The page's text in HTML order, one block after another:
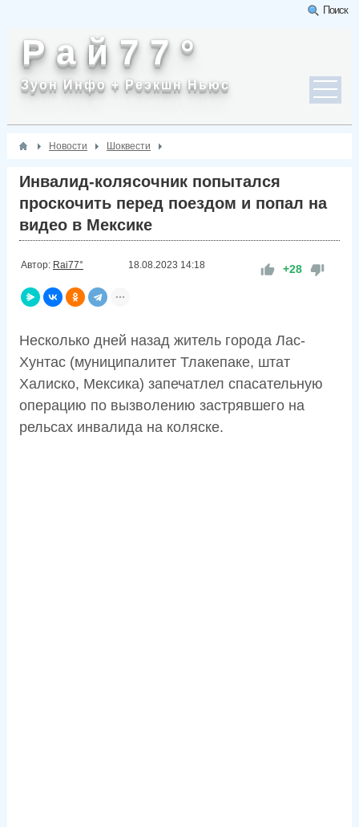
Поиск
Р а й 7 7 °
Зуон Инфо + Реэкшн Ньюс
Новости Шоквести
Инвалид-колясочник попытался
проскочить перед поездом и попал на
видео в Мексике
Автор: Rai77° 18.08.2023 14:18 +28
Несколько дней назад житель города Лас-
Хунтас (муниципалитет Тлакепаке, штат
Халиско, Мексика) запечатлел спасательную
операцию по вызволению застрявшего на
рельсах инвалида на коляске.